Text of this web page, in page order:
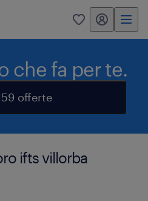
0 my randstad
che fa per te.
offerte
ifts villorba